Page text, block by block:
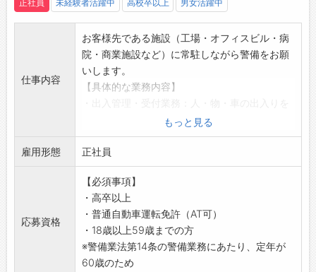
正社員 未経験者活躍中 高校卒以上 男女活躍中
仕事内容
お客様先である施設（工場・オフィスビル・病
院・商業施設など）に常駐しながら警備をお願
いします。
【具体的な業務内容】
受付・確認・管理します。
・巡回：施設を巡回し、安全を確認する業務で
す。
・緊急対処：トラブル発生時には原因・状況を
確認して対処します。
・設備監視：各種設備の監視・異常発生時の対
応をお願いします。
※常駐先の状況により、業務は変化します。
【おすすめポイント】
・施設内警備の為、空調完備の環境です。
もっと見る
雇用形態 正社員
応募資格
【必須事項】
・高卒以上
・普通自動車運転免許（AT可）
・18歳以上59歳までの方
※警備業法第14条の警備業務にあたり、定年が
60歳のため